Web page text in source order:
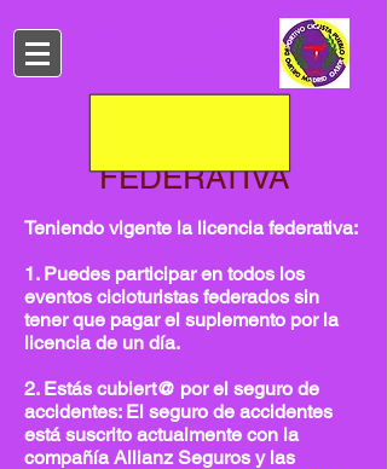
FEDERATIVA
Teniendo vigente la licencia federativa:
1. Puedes participar en todos los
eventos cicloturistas federados sin
tener que pagar el suplemento por la
licencia de un día.
2. Estás cubiert@ por el seguro de
accidentes: El seguro de accidentes
está suscrito actualmente con la
compañía Allianz Seguros y las